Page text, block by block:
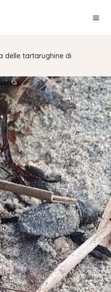
delle tartarughine di